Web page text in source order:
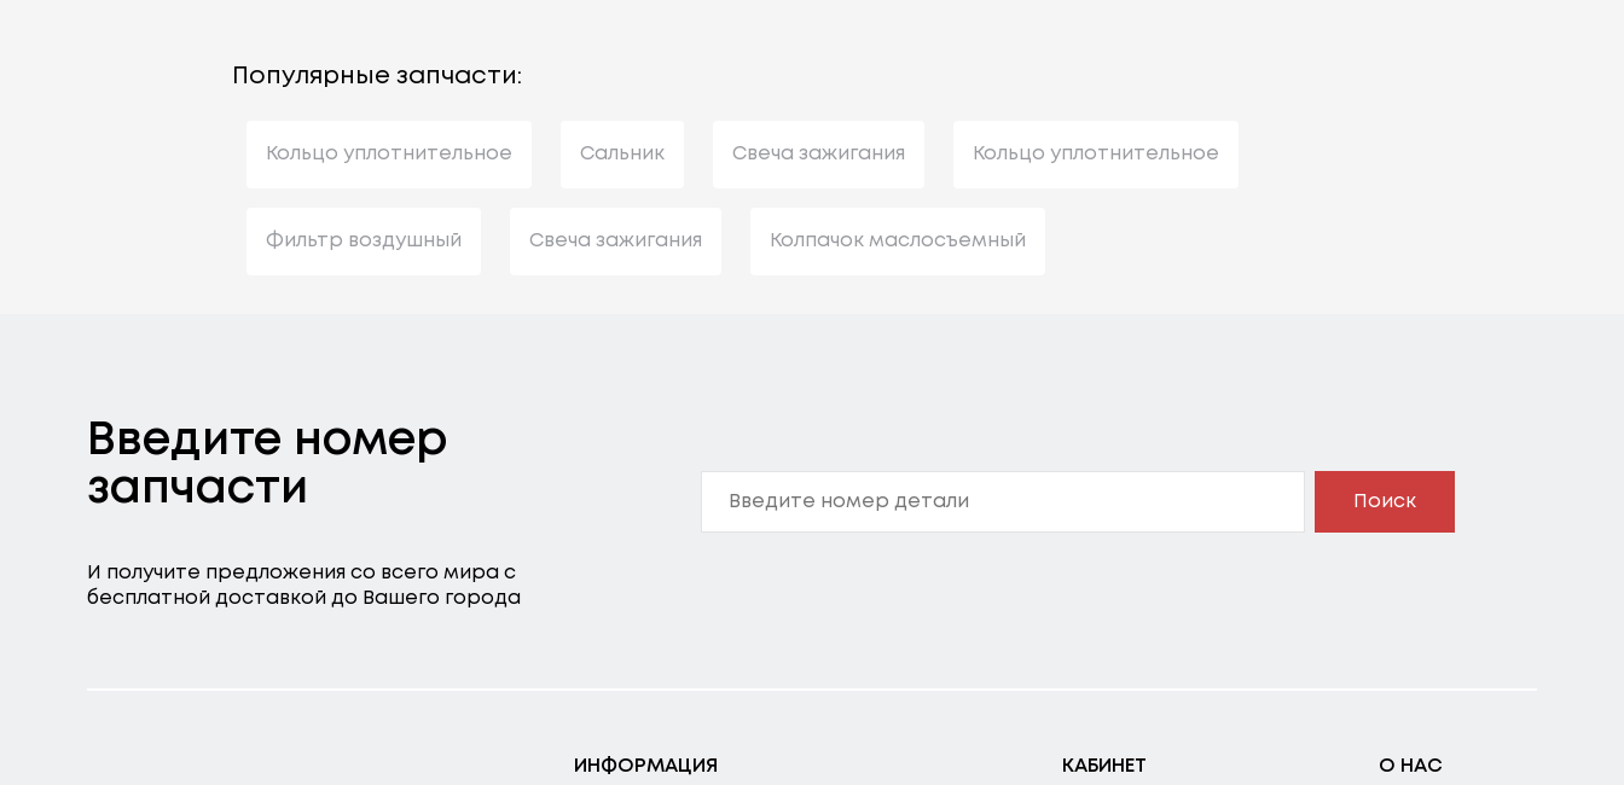
Популярные запчасти:
Кольцо уплотнительное Сальник Свеча зажигания Кольцо уплотнительное
Фильтр воздушный Свеча зажигания Колпачок маслосъемный
Введите номер
запчасти
И получите предложения со всего мира с
бесплатной доставкой до Вашего города
Поиск
ИНФОРМАЦИЯ КАБИНЕТ О НАС